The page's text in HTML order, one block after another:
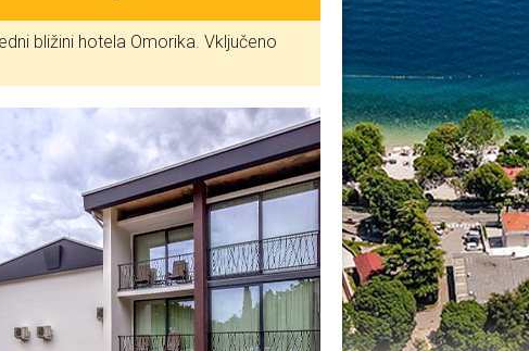
bližini hotela Omorika. Vključeno